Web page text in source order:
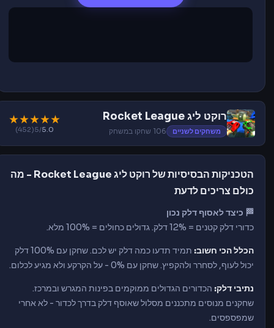
רוקט ליג Rocket League
משחקים לשניים 106 שחקו במשחק
★
★
★
★
★
5.0
/5
(452)
הטכניקות הבסיסיות של רוקט ליג Rocket League - מה
כולם צריכים לדעת
🏁 כיצד לאסוף דלק נכון
כדורי דלק קטנים = 12% דלק. גדולים כחולים = 100% מלא.
הכלל הכי חשוב:
תמיד תדעו כמה דלק יש לכם. שחקן עם 100% דלק
יכול לעוף, לסחרר ולהקפיץ. שחקן עם 0% - על הקרקע ולא מגיע לכלום.
נתיבי דלק: הכדורים הגדולים ממוקמים בפינות המגרש ובמרכז.
שחקנים מנוסים מתכננים מסלול שאוסף דלק בדרך לכדור - לא אחרי
שמפספסים.